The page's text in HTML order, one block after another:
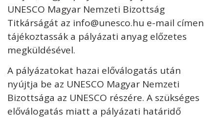
UNESCO Magyar Nemzeti Bizottság
Titkárságát az info@unesco.hu e-mail címen
tájékoztassák a pályázati anyag előzetes
megküldésével.
A pályázatokat hazai előválogatás után
nyújtja be az UNESCO Magyar Nemzeti
Bizottsága az UNESCO részére. A szükséges
előválogatás miatt a pályázati határidő